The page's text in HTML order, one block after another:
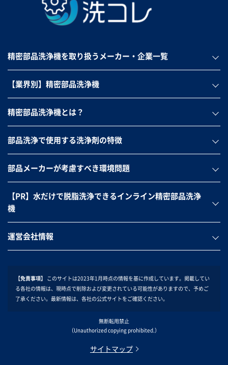
精密部品洗浄機を取り扱うメーカー・企業一覧
【業界別】精密部品洗浄機
精密部品洗浄機とは？
部品洗浄で使用する洗浄剤の特徴
部品メーカーが考慮すべき環境問題
【PR】水だけで脱脂洗浄できるインライン精密部品洗浄
機
運営会社情報
【免責事項】 このサイトは2023年1月時点の情報を基に作成しています。掲載してい
る各社の情報は、現時点で削除および変更されている可能性がありますので、予めご
了承ください。最新情報は、各社の公式サイトをご確認ください。
無断転用禁止
（Unauthorized copying prohibited.）
サイトマップ